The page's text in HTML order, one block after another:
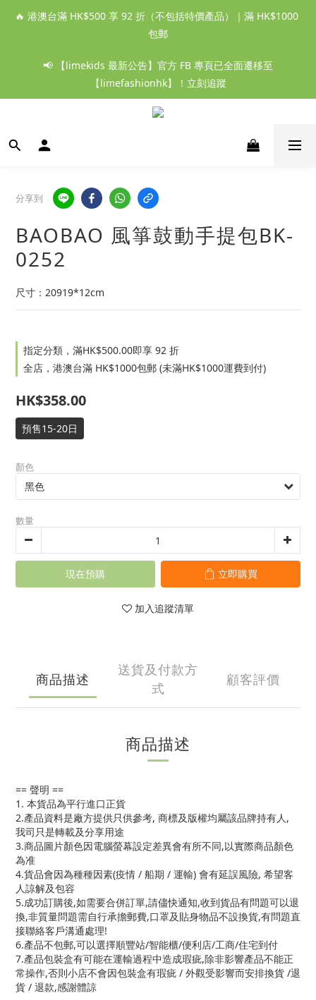
🔥 港澳台滿 HK$500 享 92 折（不包括特價產品）｜滿 HK$1000
包郵
📢 【limekids 最新公告】官方 FB 專頁已全面遷移至
【limefashionhk】！立刻追蹤
分享到
BAOBAO 風箏鼓動手提包BK-
0252
尺寸：20919*12cm
指定分類，滿HK$500.00即享 92 折
全店，港澳台滿 HK$1000包郵 (未滿HK$1000運費到付)
HK$358.00
預售15-20日
顏色
數量
現在預購 立即購買
加入追蹤清單
商品描述
送貨及付款方
式
顧客評價
商品描述
== 聲明 ==
1. 本貨品為平行進口正貨
2.產品資料是廠方提供只供參考, 商標及版權均屬該品牌持有人,
我司只是轉載及分享用途
3.商品圖片顏色因電腦螢幕設定差異會有所不同,以實際商品顏色
為准
4.貨品會因為種種因素(疫情 / 船期 / 運輸) 會有延誤風險, 希望客
人諒解及包容
5.成功訂購後,如需要合併訂單,請儘快通知,收到貨品有問題可以退
換,非質量問題需自行承擔郵費,口罩及貼身物品不設換貨,有問題直
接聯絡客戶溝通處理!
6.產品不包郵,可以選擇順豐站/智能櫃/便利店/工商/住宅到付
7.產品包裝盒有可能在運輸過程中造成瑕疵,除非影響產品不能正
常操作,否則小店不會因包裝盒有瑕疵 / 外觀受影響而安排換貨 /退
貨 / 退款,感謝體諒